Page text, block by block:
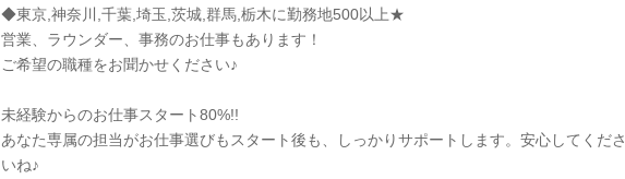
◆東京,神奈川,千葉,埼玉,茨城,群馬,栃木に勤務地500以上★
営業、ラウンダー、事務のお仕事もあります！
ご希望の職種をお聞かせください♪
未経験からのお仕事スタート80%!!
あなた専属の担当がお仕事選びもスタート後も、しっかりサポートします。安心してくださ
いね♪